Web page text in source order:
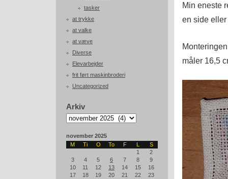
tasker
at trykke
at valke
at væve
Diverse
Elevarbejder
frit ført maskinbroderi
Uncategorized
Arkiv
Arkiv
november 2025
M
Ti O To F L
S
1
2
3
4 5 6 7 8
9
10
11 12 13 14 15
16
17
18 19 20 21 22
23
Min eneste
en side
måler 16,5